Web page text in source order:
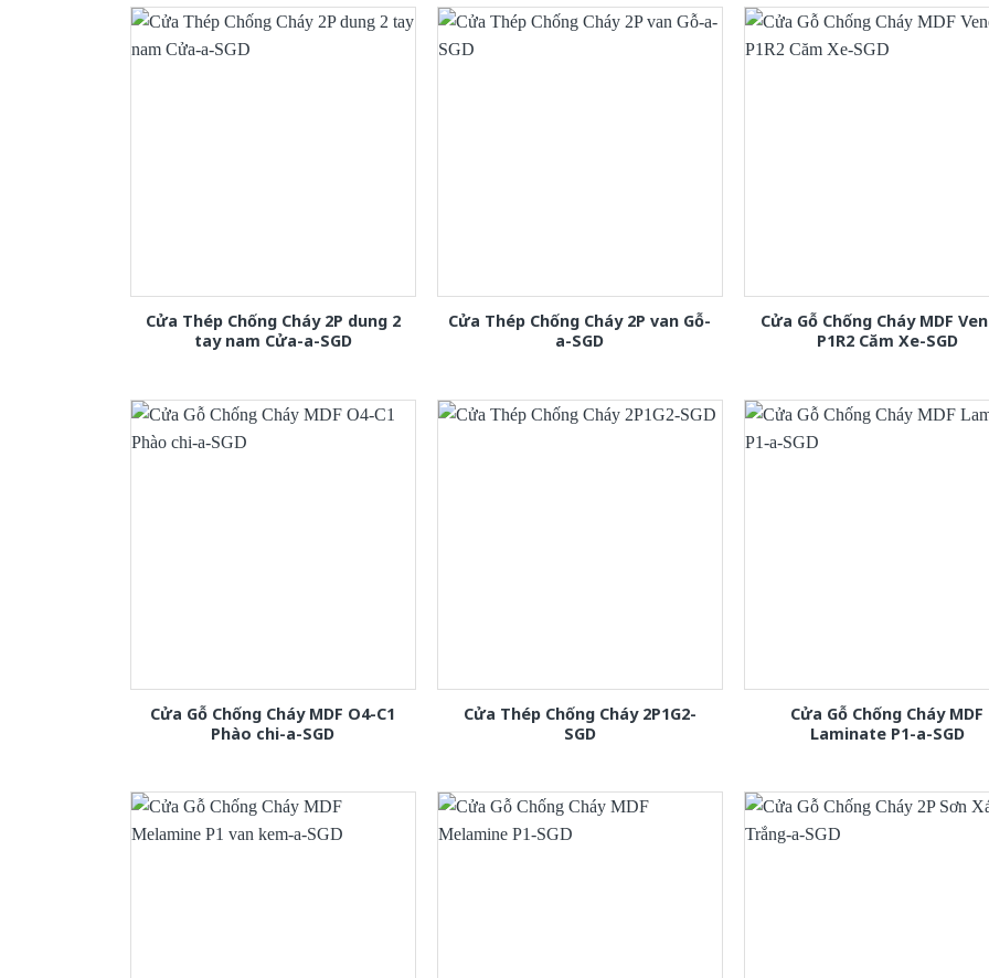
Cửa Thép Chống Cháy 2P dung 2
tay nam Cửa-a-SGD
Cửa Thép Chống Cháy 2P van Gỗ-
a-SGD
Cửa Gỗ Chống Cháy MDF
P1R2 Căm Xe-SGD
Cửa Gỗ Chống Cháy MDF O4-C1
Phào chi-a-SGD
Cửa Thép Chống Cháy 2P1G2-
SGD
Cửa Gỗ Chống Cháy MDF
Laminate P1-a-SGD